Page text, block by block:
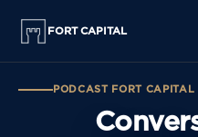
FORT CAPITAL
PODCAST FORT CAPITAL